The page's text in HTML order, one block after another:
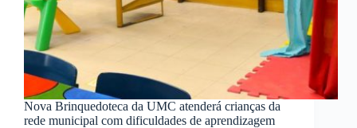
Nova Brinquedoteca da UMC atenderá crianças da
rede municipal com dificuldades de aprendizagem